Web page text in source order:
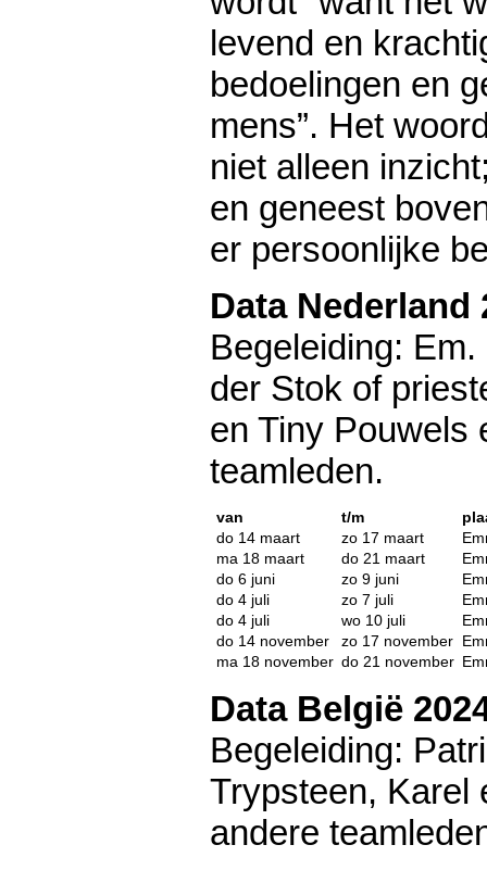
levend en
bedoelingen en
mens”. Het
niet alleen
en geneest
er persoonlijke
Data Nederland
Begeleiding:
der Stok of
en Tiny Pouwels
teamleden.
van t/m
do 14 maart
zo 17 maart
ma 18 maart
do 21 maart
do 6 juni
zo 9 juni
do 4 juli
zo 7 juli
do 4 juli
wo 10 juli
do 14 november
zo 17 november
ma 18 november do 21 november
Data België
Begeleiding:
Trypsteen, Karel
andere